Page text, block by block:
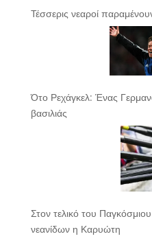
Τέσσερις νεαροί
Ότο Ρεχάγκελ: Ένας
βασιλιάς
Στον τελικό του
νεανίδων η Καρυώτη